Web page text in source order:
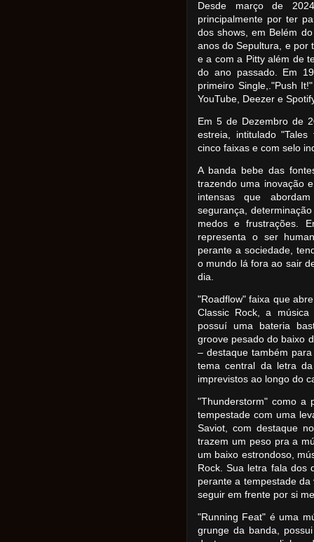
Desde março de
principalmente por ter
dos shows, em Belém
anos do Sepultura, e por
e a com a Pitty além de
do ano passado. Em
primeiro Single,."Push
YouTube, Deezer e
Em 5 de Dezembro de
estreia, intitulado
cinco faixas e com selo
A banda bebe das
trazendo uma inovação
intensas que
segurança,
medos e frustrações.
representa o ser
perante a sociedade,
o mundo lá fora ao sair
dia.
"Roadflow" faixa que
Classic Rock, a
possuí uma bateria
groove pesado do baixo
– destaque também
tema central da letra
imprevistos ao longo do
"Thunderstorm" como a
tempestade com uma
Saviot, com destaque
trazem um peso pra a
um baixo estrondoso,
Rock. Sua letra fala dos
perante a tempestade
seguir em frente por si
"Running Feat" é uma
grunge da banda,